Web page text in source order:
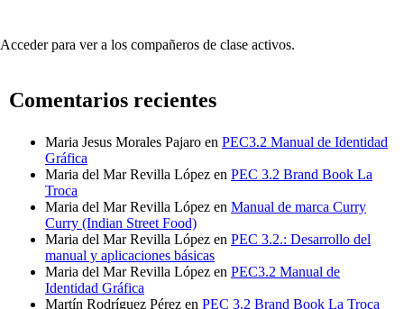
Acceder para ver a los compañeros de clase activos.
Comentarios recientes
Maria Jesus Morales Pajaro en PEC3.2 Manual de Identidad
Gráfica
Maria del Mar Revilla López en PEC 3.2 Brand Book La
Troca
Maria del Mar Revilla López en Manual de marca Curry
Curry (Indian Street Food)
Maria del Mar Revilla López en PEC 3.2.: Desarrollo del
manual y aplicaciones básicas
Maria del Mar Revilla López en PEC3.2 Manual de
Identidad Gráfica
Martín Rodríguez Pérez en PEC 3.2 Brand Book La Troca